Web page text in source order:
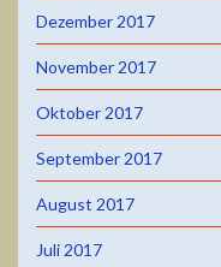
Dezember 2017
November 2017
Oktober 2017
September 2017
August 2017
Juli 2017